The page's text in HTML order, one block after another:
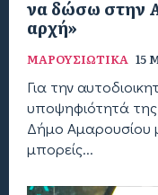
να δώσω στην
αρχή»
ΜΑΡΟΥΣΙΩΤΙΚΑ 15
Για την
υποψηφιότητά
Δήμο Αμαρουσίου
μπορείς...